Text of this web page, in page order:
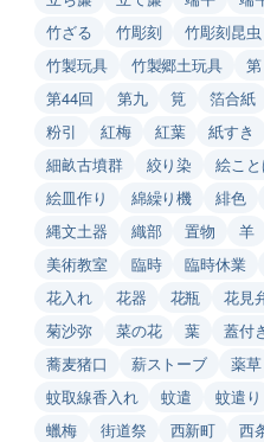
竹ざる
竹彫刻 竹彫刻昆虫
竹製玩具
竹製郷土玩具
第44回
第九 筧 箔合紙
粉引
紅梅 紅葉 紙すき
細畝古墳群
絞り染 絵こ
絵皿作り
綿繰り機 緋色
縄文土器
織部 置物 羊
美術教室
臨時 臨時休業
花入れ
花器 花瓶 花見
菊沙弥
菜の花 葉 蓋付
蕎麦猪口
薪ストーブ 薬草
蚊取線香入れ
蚊遣 蚊遣り
蠟梅
街道祭 西新町 西